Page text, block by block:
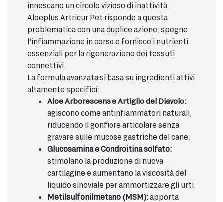
innescano un circolo vizioso di inattività.
Aloeplus Artricur Pet risponde a questa
problematica con una duplice azione: spegne
l’infiammazione in corso e fornisce i nutrienti
essenziali per la rigenerazione dei tessuti
connettivi.
La formula avanzata si basa su ingredienti attivi
altamente specifici:
Aloe Arborescens e Artiglio del Diavolo:
agiscono come antinfiammatori naturali,
riducendo il gonfiore articolare senza
gravare sulle mucose gastriche del cane.
Glucosamina e Condroitina solfato:
stimolano la produzione di nuova
cartilagine e aumentano la viscosità del
liquido sinoviale per ammortizzare gli urti.
Metilsulfonilmetano (MSM):apporta